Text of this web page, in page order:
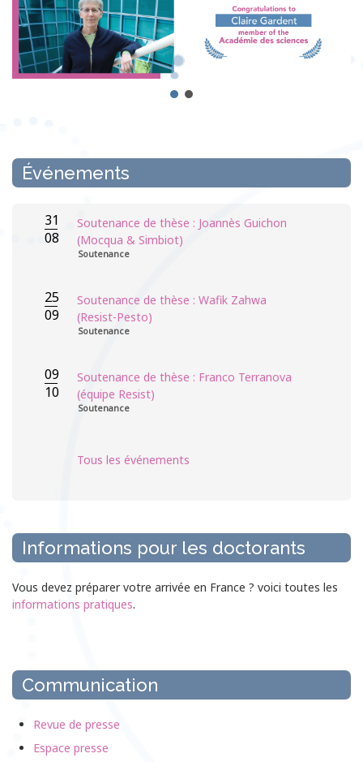
Événements
31
08
Soutenance de thèse : Joannès Guichon
(Mocqua & Simbiot)
Soutenance
25
09
Soutenance de thèse : Wafik Zahwa
(Resist-Pesto)
Soutenance
09
10
Soutenance de thèse : Franco Terranova
(équipe Resist)
Soutenance
Tous les événements
Informations pour les doctorants
Vous devez préparer votre arrivée en France ? voici toutes les
informations pratiques.
Communication
Revue de presse
Espace presse